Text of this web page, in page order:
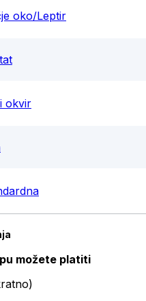
oko/Leptir
okvir
možete platiti